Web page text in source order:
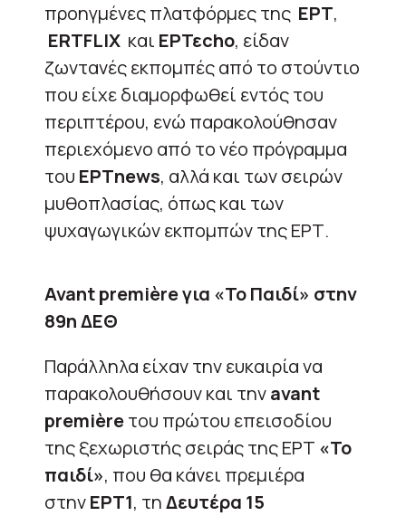
προηγμένες πλατφόρμες της ΕΡΤ,
ERTFLIX και ΕΡΤεcho, είδαν
ζωντανές εκπομπές από το στούντιο
που είχε διαμορφωθεί εντός του
περιπτέρου, ενώ παρακολούθησαν
περιεχόμενο από το νέο πρόγραμμα
του ΕΡΤnews, αλλά και των σειρών
μυθοπλασίας, όπως και των
ψυχαγωγικών εκπομπών της ΕΡΤ.
Avant première για «Το Παιδί» στην
89η ΔΕΘ
Παράλληλα είχαν την ευκαιρία να
παρακολουθήσουν και τηνavant
premièreτου πρώτου επεισοδίου
της ξεχωριστής σειράς της ΕΡΤ «Το
παιδί», που θα κάνει πρεμιέρα
στηνΕΡΤ1, τηΔευτέρα 15